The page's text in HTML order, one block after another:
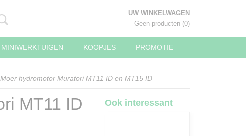
UW WINKELWAGEN
Geen producten (0)
MINIWERKTUIGEN KOOPJES PROMOTIE
Moer hydromotor Muratori MT11 ID en MT15 ID
MT11 ID
Ook interessant